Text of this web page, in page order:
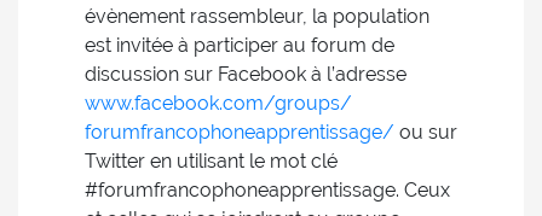
évènement rassembleur, la population
est invitée à participer au forum de
discussion sur Facebook à l’adresse
www.facebook.com/groups/
forumfrancophoneapprentissage/ ou sur
Twitter en utilisant le mot clé
#forumfrancophoneapprentissage. Ceux